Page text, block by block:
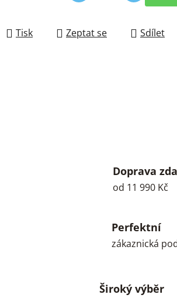
Tisk Zeptat se Sdílet
Doprava
od 11 990 Kč
Perfektní
zákaznická
Široký výběr